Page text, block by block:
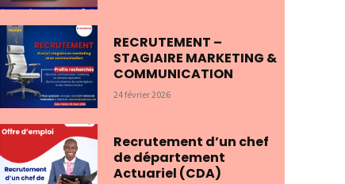
RECRUTEMENT –
STAGIAIRE MARKETING &
COMMUNICATION
24 février 2026
Recrutement d’un chef
de département
Actuariel (CDA)